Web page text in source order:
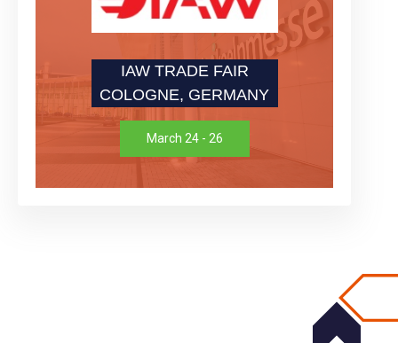
IAW TRADE FAIR
COLOGNE, GERMANY
March 24 - 26